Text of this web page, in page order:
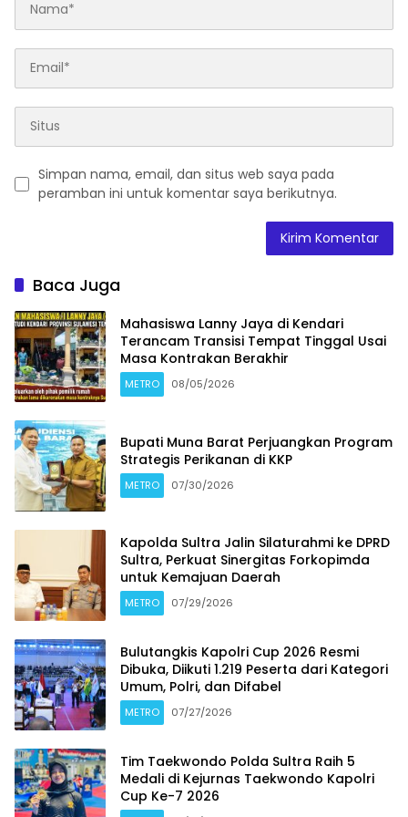
Simpan nama, email, dan situs web saya pada
peramban ini untuk komentar saya berikutnya.
Baca Juga
Mahasiswa Lanny Jaya di Kendari
Terancam Transisi Tempat Tinggal Usai
Masa Kontrakan Berakhir
METRO 08/05/2026
Bupati Muna Barat Perjuangkan Program
Strategis Perikanan di KKP
METRO 07/30/2026
Kapolda Sultra Jalin Silaturahmi ke DPRD
Sultra, Perkuat Sinergitas Forkopimda
untuk Kemajuan Daerah
METRO 07/29/2026
Bulutangkis Kapolri Cup 2026 Resmi
Dibuka, Diikuti 1.219 Peserta dari Kategori
Umum, Polri, dan Difabel
METRO 07/27/2026
Tim Taekwondo Polda Sultra Raih 5
Medali di Kejurnas Taekwondo Kapolri
Cup Ke-7 2026